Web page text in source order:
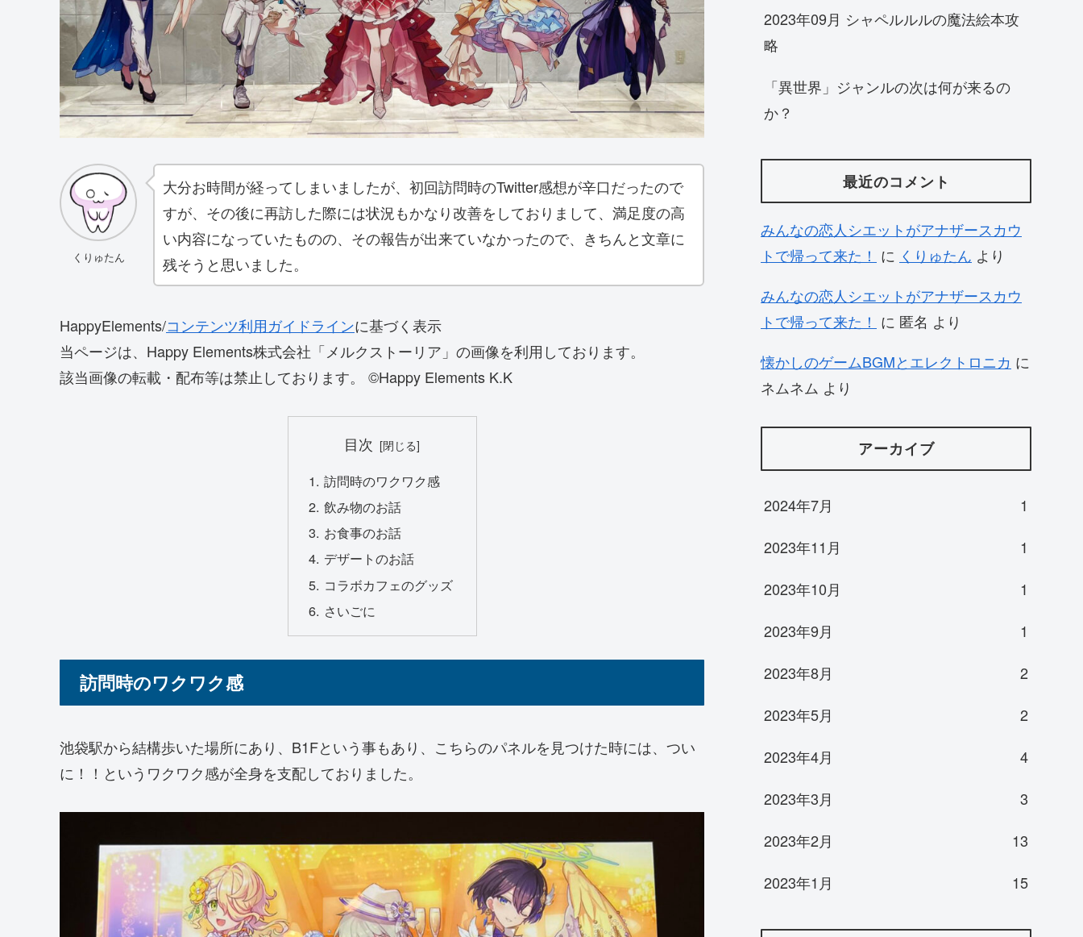
くりゅたん
大分お時間が経ってしまいましたが、初回訪問時のTwitter感想が辛口だったので
すが、その後に再訪した際には状況もかなり改善をしておりまして、満足度の高
い内容になっていたものの、その報告が出来ていなかったので、きちんと文章に
残そうと思いました。
HappyElements/コンテンツ利用ガイドラインに基づく表示
当ページは、Happy Elements株式会社「メルクストーリア」の画像を利用しております。
該当画像の転載・配布等は禁止しております。 ©Happy Elements K.K
目次
訪問時のワクワク感
飲み物のお話
お食事のお話
デザートのお話
コラボカフェのグッズ
さいごに
訪問時のワクワク感
池袋駅から結構歩いた場所にあり、B1Fという事もあり、こちらのパネルを見つけた時には、つい
に！！というワクワク感が全身を支配しておりました。
2023年09月 シャペルルルの魔法絵本攻
略
「異世界」ジャンルの次は何が来るの
か？
最近のコメント
みんなの恋人シエットがアナザースカウ
トで帰って来た！ に くりゅたん より
みんなの恋人シエットがアナザースカウ
トで帰って来た！ に 匿名 より
懐かしのゲームBGMとエレクトロニカ に
ネムネム より
アーカイブ
2024年7月
1
2023年11月
1
2023年10月
1
2023年9月
1
2023年8月
2
2023年5月
2
2023年4月
4
2023年3月
3
2023年2月
13
2023年1月
15